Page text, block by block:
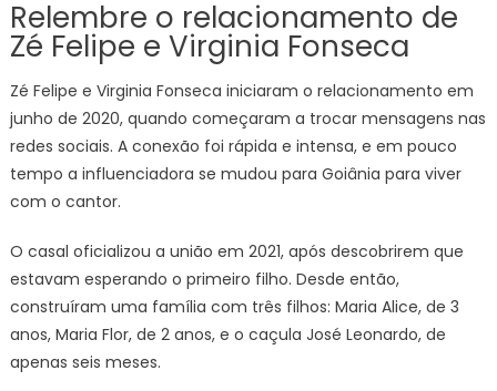
Relembre o relacionamento de
Zé Felipe e Virginia Fonseca
Zé Felipe e Virginia Fonseca iniciaram o relacionamento em
junho de 2020, quando começaram a trocar mensagens nas
redes sociais. A conexão foi rápida e intensa, e em pouco
tempo a influenciadora se mudou para Goiânia para viver
com o cantor.
O casal oficializou a união em 2021, após descobrirem que
estavam esperando o primeiro filho. Desde então,
construíram uma família com três filhos: Maria Alice, de 3
anos, Maria Flor, de 2 anos, e o caçula José Leonardo, de
apenas seis meses.